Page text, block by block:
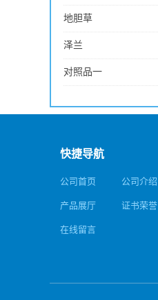
地胆草
泽兰
对照品一
快捷导航
公司首页 公司介绍
产品展厅 证书荣誉
在线留言